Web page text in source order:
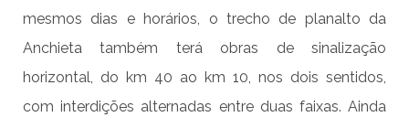
mesmos dias e horários, o trecho de planalto da
Anchieta também terá obras de sinalização
horizontal, do km 40 ao km 10, nos dois sentidos,
com interdições alternadas entre duas faixas. Ainda